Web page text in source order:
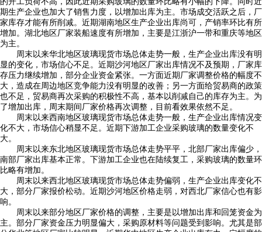
期生产企业也加大了销售力度，以增加出库为主。市场成交活跃之后，厂
家库存才能有所削减。近期湖南地区生产企业出库尚可，产销率环比有所
增加。湖北地区厂家装船速度有所增加，主要是江浙沪一带和重庆等地区
为主。
周末以来华北地区玻璃现货市场总体走势一般，生产企业出库没有明
显的变化，市场信心不足。近期沙河地区厂家出库情况不及预期，厂家库
存压力继续增加，部分企业资金紧张。一方面近期厂家调整价格的幅度不
大，造成在周边地区竞争能力没有明显的改善；另一方面给贸易商的政策
也不足，贸易商再次采购的积极性不高，基本以削减自己的库存为主。为
了增加出库，周末期间厂家价格再次调整，目前看效果依然不足。
周末以来西南地区玻璃现货市场总体走势一般，生产企业出库情况变
化不大，市场信心稍显不足。近期下游加工企业采购玻璃的数量变化不
大。
周末以来东北地区玻璃现货市场总体走势平平，北部厂家出库偏少，
南部厂家出库基本正常。下游加工企业也在陆续复工，采购玻璃的数量环
比略有增加。
周末以来西北地区玻璃现货市场总体走势偏弱，生产企业出库变化不
大，部分厂家报价松动。近期沙河地区价格走弱，对西北厂家信心也有影
响。
周末以来部分地区厂家价格的调整，主要是以增加出库和回笼资金为
主。部分厂家资金压力明显偏大，采购原材料等问题受到影响。尤其是部